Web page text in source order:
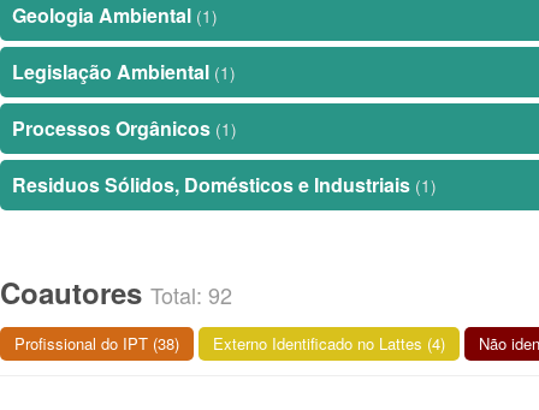
Geologia Ambiental (1)
Legislação Ambiental (1)
Processos Orgânicos (1)
Residuos Sólidos, Domésticos e Industriais (1)
Coautores Total: 92
Profissional do IPT (38) Externo Identificado no Lattes (4) Não